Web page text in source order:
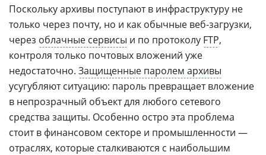
Поскольку архивы поступают в инфраструктуру не
только через почту, но и как обычные веб-загрузки,
через облачные сервисы и по протоколу FTP,
контроля только почтовых вложений уже
недостаточно. Защищенные паролем архивы
усугубляют ситуацию: пароль превращает вложение
в непрозрачный объект для любого сетевого
средства защиты. Особенно остро эта проблема
стоит в финансовом секторе и промышленности —
отраслях, которые сталкиваются с наибольшим